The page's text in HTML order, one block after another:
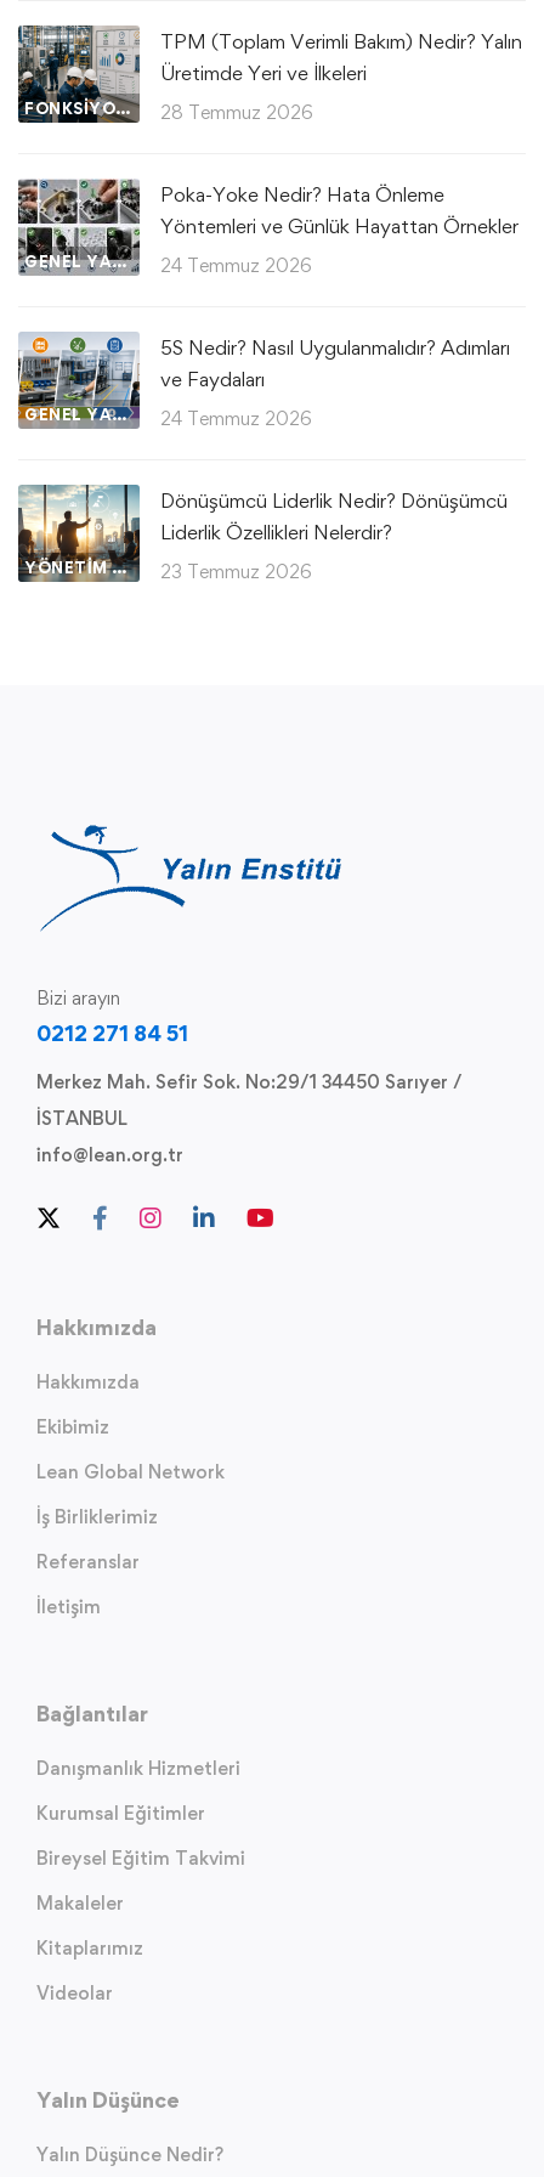
FONKSIYONEL UYGULAMALAR
TPM (Toplam Verimli Bakım) Nedir? Yalın
Üretimde Yeri ve İlkeleri
28 Temmuz 2026
GENEL YAZILAR
Poka-Yoke Nedir? Hata Önleme
Yöntemleri ve Günlük Hayattan Örnekler
24 Temmuz 2026
GENEL YAZILAR
5S Nedir? Nasıl Uygulanmalıdır? Adımları
ve Faydaları
24 Temmuz 2026
YÖNETIM VE LIDERLIK
Dönüşümcü Liderlik Nedir? Dönüşümcü
Liderlik Özellikleri Nelerdir?
23 Temmuz 2026
Bizi arayın
0212 271 84 51
Merkez Mah. Sefir Sok. No:29/1 34450 Sarıyer /
İSTANBUL
info@lean.org.tr
Hakkımızda
Hakkımızda
Ekibimiz
Lean Global Network
İş Birliklerimiz
Referanslar
İletişim
Bağlantılar
Danışmanlık Hizmetleri
Kurumsal Eğitimler
Bireysel Eğitim Takvimi
Makaleler
Kitaplarımız
Videolar
Yalın Düşünce
Yalın Düşünce Nedir?